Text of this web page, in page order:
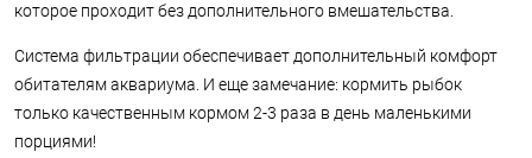
которое проходит без дополнительного вмешательства.
Система фильтрации обеспечивает дополнительный комфорт
обитателям аквариума. И еще замечание: кормить рыбок
только качественным кормом 2-3 раза в день маленькими
порциями!